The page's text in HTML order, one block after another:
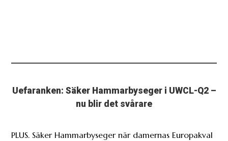
Uefaranken: Säker Hammarbyseger i UWCL-Q2 –
nu blir det svårare
PLUS. Säker Hammarbyseger när damernas Europakval